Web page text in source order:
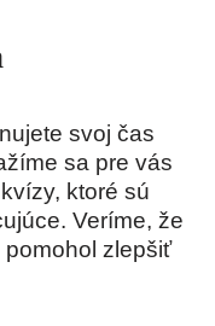
svoj čas
sa pre vás
ktoré sú
Veríme, že
pomohol zlepšiť